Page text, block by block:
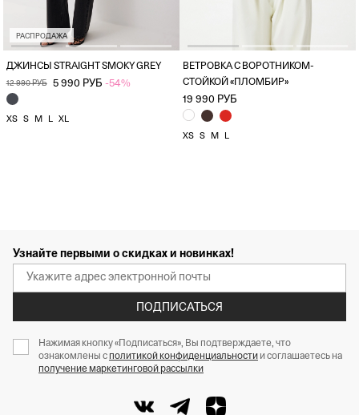
РАСПРОДАЖА
ДЖИНСЫ STRAIGHT SMOKY GREY
12 990 РУБ 5 990 РУБ -54%
XS S M L XL
ВЕТРОВКА С ВОРОТНИКОМ-
СТОЙКОЙ «ПЛОМБИР»
19 990 РУБ
XS S M L
Узнайте первыми о скидках и новинках!
ПОДПИСАТЬСЯ
Нажимая кнопку «Подписаться», Вы подтверждаете, что
ознакомлены с политикой конфиденциальности и соглашаетесь на
получение маркетинговой рассылки